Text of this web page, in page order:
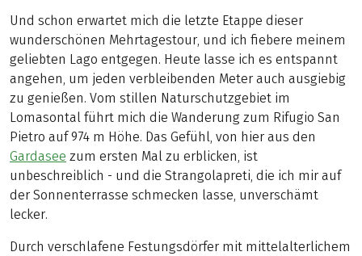
Und schon erwartet mich die letzte Etappe dieser
wunderschönen Mehrtagestour, und ich fiebere meinem
geliebten Lago entgegen. Heute lasse ich es entspannt
angehen, um jeden verbleibenden Meter auch ausgiebig
zu genießen. Vom stillen Naturschutzgebiet im
Lomasontal führt mich die Wanderung zum Rifugio San
Pietro auf 974 m Höhe. Das Gefühl, von hier aus den
Gardasee zum ersten Mal zu erblicken, ist
unbeschreiblich - und die Strangolapreti, die ich mir auf
der Sonnenterrasse schmecken lasse, unverschämt
lecker.
Durch verschlafene Festungsdörfer mit mittelalterlichem